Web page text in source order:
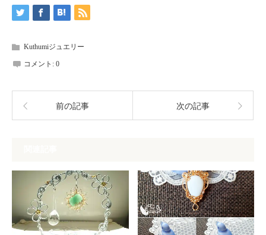
Kuthumiジュエリー
コメント: 0
前の記事 次の記事